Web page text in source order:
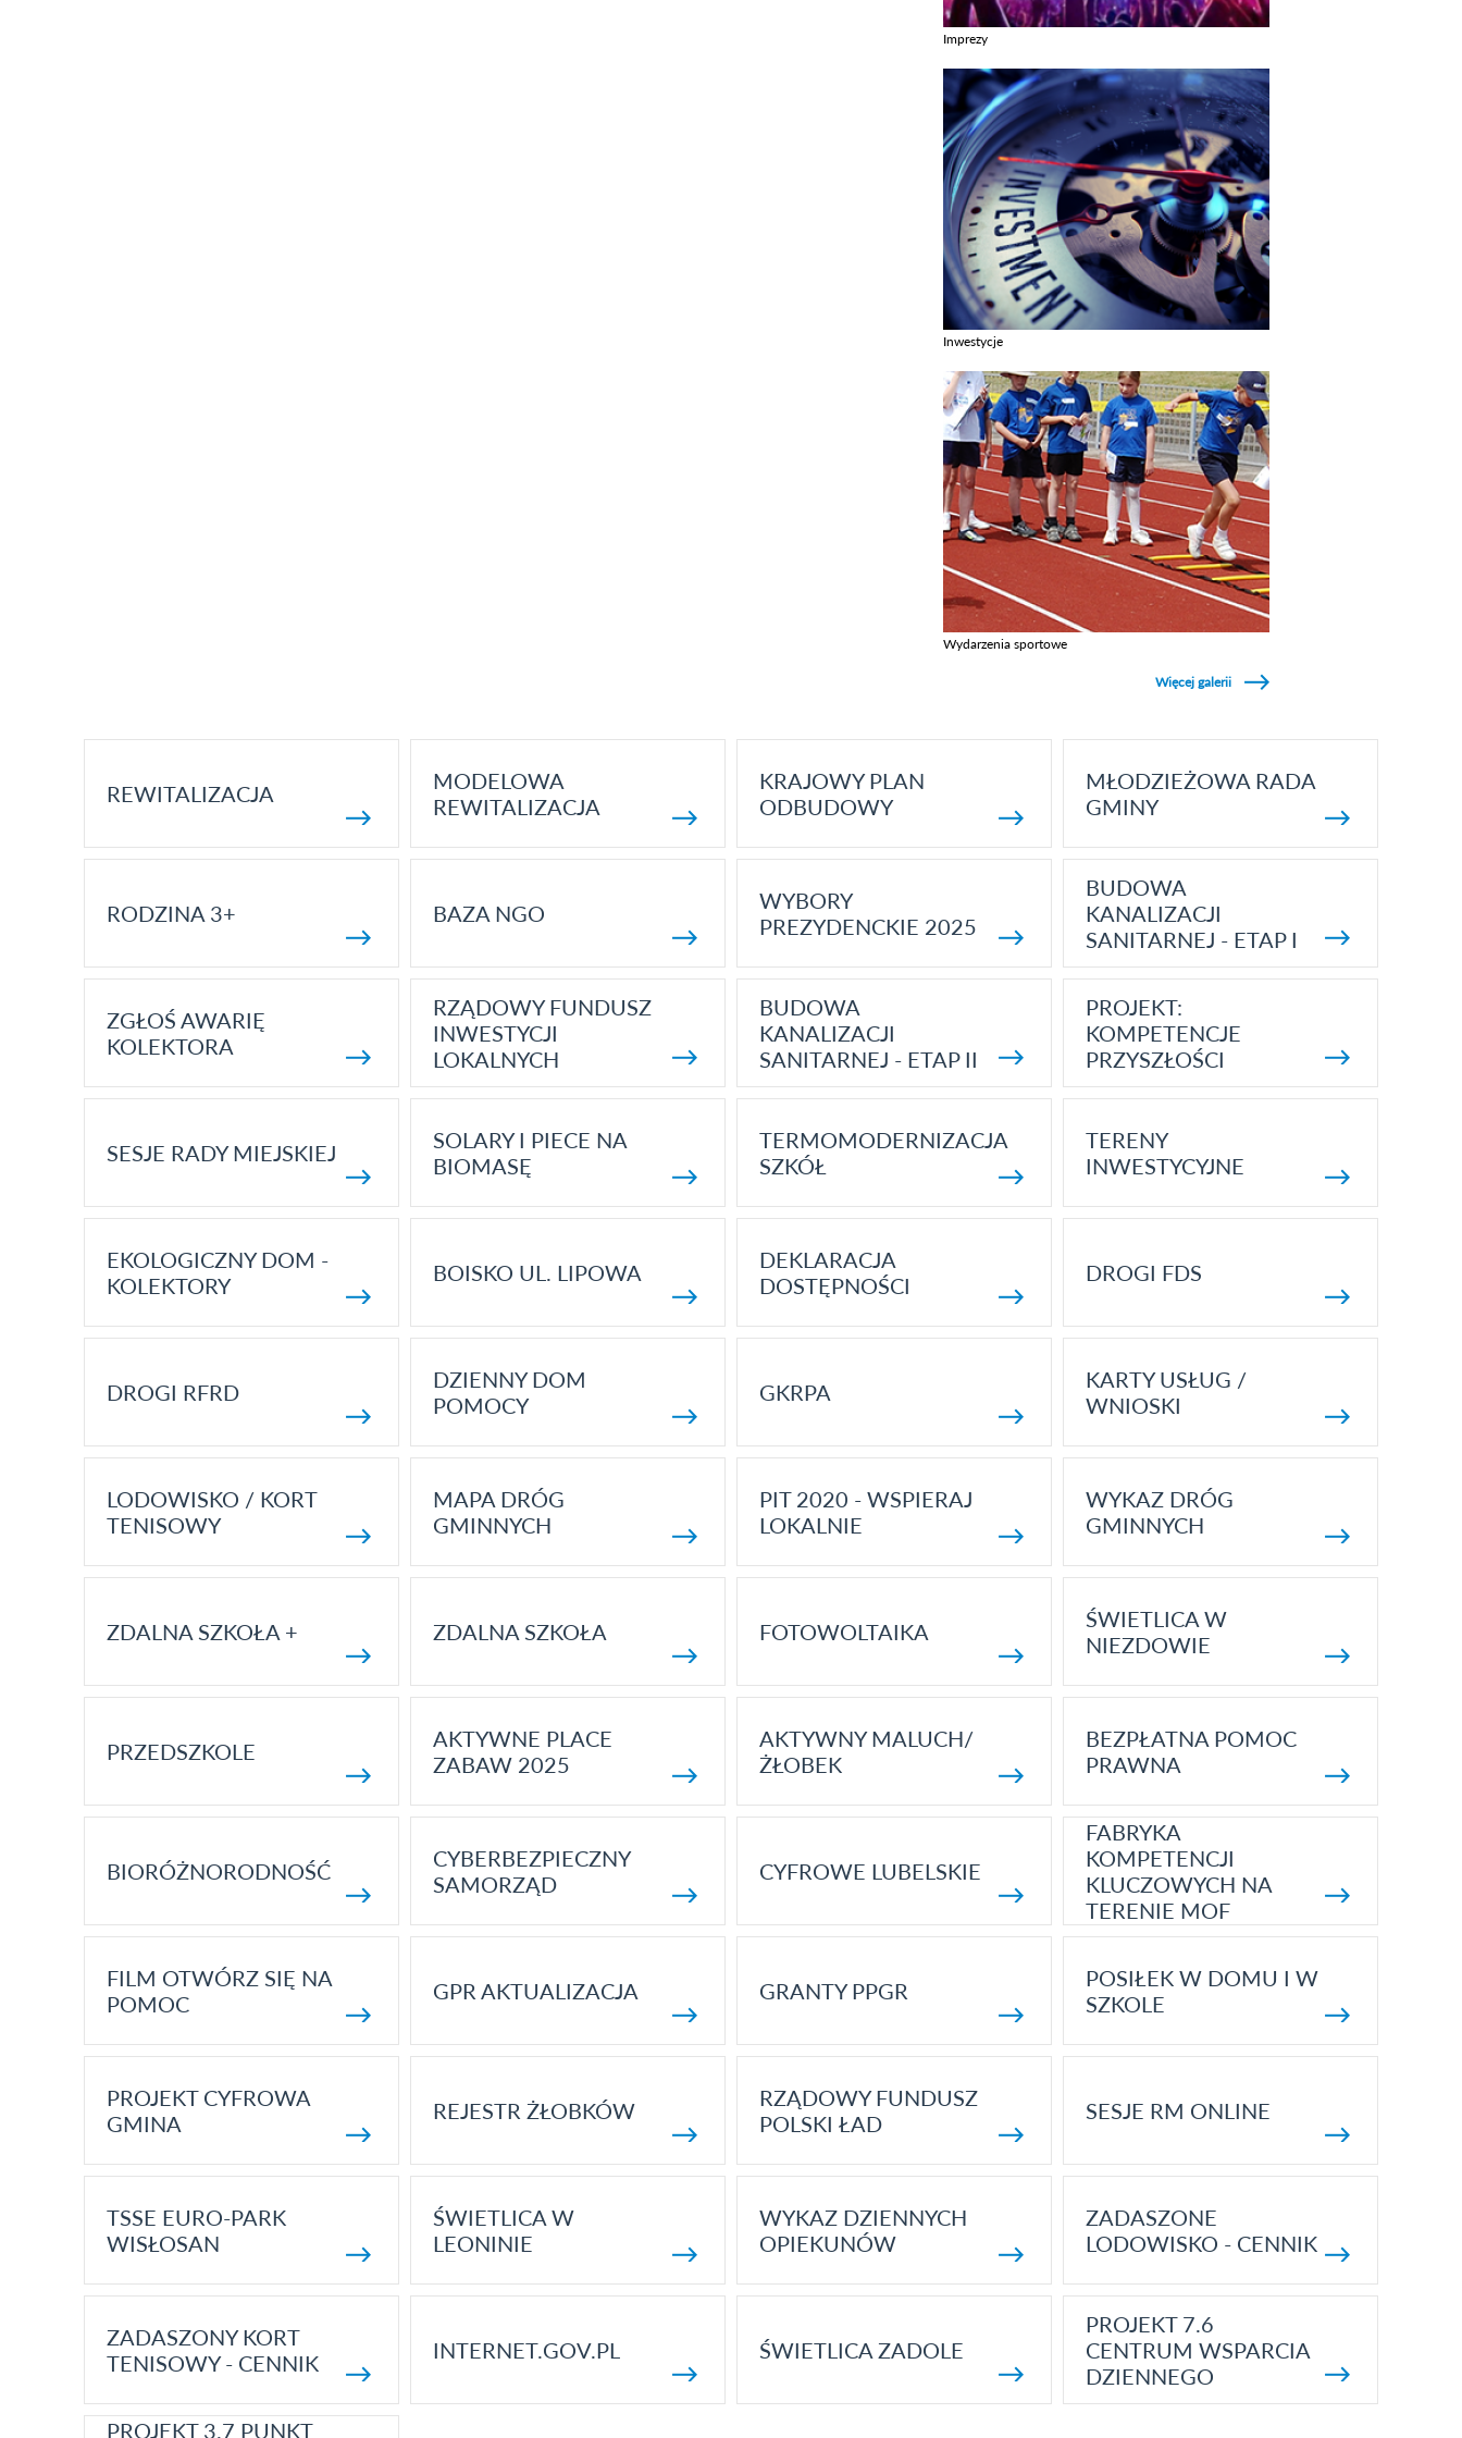
Imprezy
Inwestycje
Wydarzenia sportowe
Więcej galerii
REWITALIZACJA
MODELOWA
REWITALIZACJA
KRAJOWY PLAN
ODBUDOWY
MŁODZIEŻOWA RADA
GMINY
RODZINA 3+ BAZA NGO
WYBORY
PREZYDENCKIE 2025
BUDOWA
KANALIZACJI
SANITARNEJ - ETAP I
ZGŁOŚ AWARIĘ
KOLEKTORA
RZĄDOWY FUNDUSZ
INWESTYCJI
LOKALNYCH
BUDOWA
KANALIZACJI
SANITARNEJ - ETAP II
PROJEKT:
KOMPETENCJE
PRZYSZŁOŚCI
SESJE RADY MIEJSKIEJ
SOLARY I PIECE NA
BIOMASĘ
TERMOMODERNIZACJA
SZKÓŁ
TERENY
INWESTYCYJNE
EKOLOGICZNY DOM -
KOLEKTORY
BOISKO UL. LIPOWA
DEKLARACJA
DOSTĘPNOŚCI
DROGI FDS
DROGI RFRD
DZIENNY DOM
POMOCY
GKRPA
KARTY USŁUG /
WNIOSKI
LODOWISKO / KORT
TENISOWY
MAPA DRÓG
GMINNYCH
PIT 2020 - WSPIERAJ
LOKALNIE
WYKAZ DRÓG
GMINNYCH
ZDALNA SZKOŁA + ZDALNA SZKOŁA FOTOWOLTAIKA
ŚWIETLICA W
NIEZDOWIE
PRZEDSZKOLE
AKTYWNE PLACE
ZABAW 2025
AKTYWNY MALUCH/
ŻŁOBEK
BEZPŁATNA POMOC
PRAWNA
BIORÓŻNORODNOŚĆ
CYBERBEZPIECZNY
SAMORZĄD
CYFROWE LUBELSKIE
FABRYKA
KOMPETENCJI
KLUCZOWYCH NA
TERENIE MOF
FILM OTWÓRZ SIĘ NA
POMOC
GPR AKTUALIZACJA GRANTY PPGR
POSIŁEK W DOMU I W
SZKOLE
PROJEKT CYFROWA
GMINA
REJESTR ŻŁOBKÓW
RZĄDOWY FUNDUSZ
POLSKI ŁAD
SESJE RM ONLINE
TSSE EURO-PARK
WISŁOSAN
ŚWIETLICA W
LEONINIE
WYKAZ DZIENNYCH
OPIEKUNÓW
ZADASZONE
LODOWISKO - CENNIK
ZADASZONY KORT
TENISOWY - CENNIK
INTERNET.GOV.PL ŚWIETLICA ZADOLE
PROJEKT 7.6
CENTRUM WSPARCIA
DZIENNEGO
PROJEKT 3.7 PUNKT